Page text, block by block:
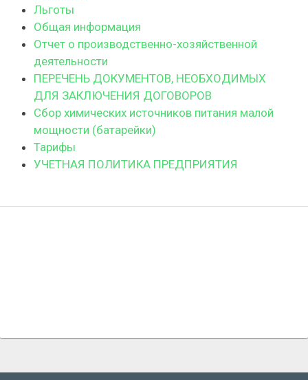
Льготы
Общая информация
Отчет о производственно-хозяйственной
деятельности
ПЕРЕЧЕНЬ ДОКУМЕНТОВ, НЕОБХОДИМЫХ
ДЛЯ ЗАКЛЮЧЕНИЯ ДОГОВОРОВ
Сбор химических источников питания малой
мощности (батарейки)
Тарифы
УЧЕТНАЯ ПОЛИТИКА ПРЕДПРИЯТИЯ